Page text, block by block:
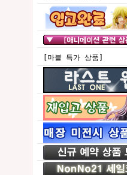
[마블 특가 상품]